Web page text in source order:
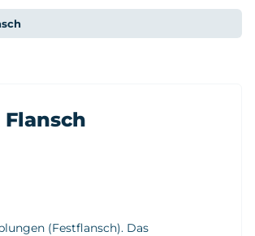
(Festflansch). Das